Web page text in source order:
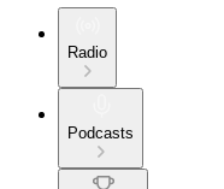
Radio
Podcasts